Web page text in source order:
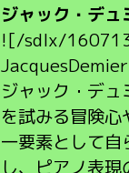
ジャック・デ
![/sdlx/
ジャック・デ
を試みる冒険
一要素として
し、ピアノ表